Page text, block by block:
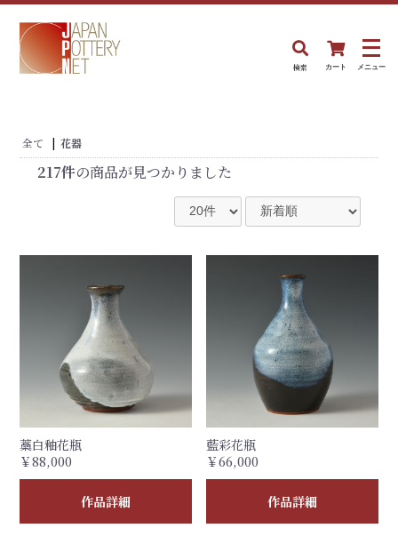
検索 カート メニュー
全て | 花器
217件の商品が見つかりました
藁白釉花瓶
￥88,000
作品詳細
藍彩花瓶
￥66,000
作品詳細